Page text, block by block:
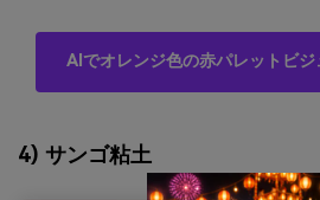
AIでオレンジ色の赤パレットビ
4) サンゴ粘土